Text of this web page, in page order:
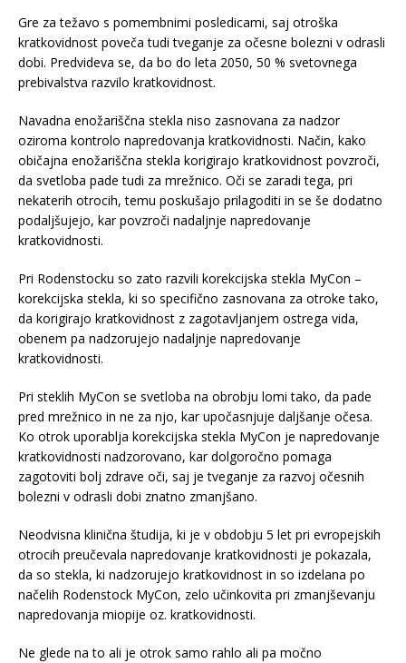
Gre za težavo s pomembnimi posledicami, saj otroška
kratkovidnost poveča tudi tveganje za očesne bolezni v odrasli
dobi. Predvideva se, da bo do leta 2050, 50 % svetovnega
prebivalstva razvilo kratkovidnost.
Navadna enožariščna stekla niso zasnovana za nadzor
oziroma kontrolo napredovanja kratkovidnosti. Način, kako
običajna enožariščna stekla korigirajo kratkovidnost povzroči,
da svetloba pade tudi za mrežnico. Oči se zaradi tega, pri
nekaterih otrocih, temu poskušajo prilagoditi in se še dodatno
podaljšujejo, kar povzroči nadaljnje napredovanje
kratkovidnosti.
Pri Rodenstocku so zato razvili korekcijska stekla MyCon –
korekcijska stekla, ki so specifično zasnovana za otroke tako,
da korigirajo kratkovidnost z zagotavljanjem ostrega vida,
obenem pa nadzorujejo nadaljnje napredovanje
kratkovidnosti.
Pri steklih MyCon se svetloba na obrobju lomi tako, da pade
pred mrežnico in ne za njo, kar upočasnjuje daljšanje očesa.
Ko otrok uporablja korekcijska stekla MyCon je napredovanje
kratkovidnosti nadzorovano, kar dolgoročno pomaga
zagotoviti bolj zdrave oči, saj je tveganje za razvoj očesnih
bolezni v odrasli dobi znatno zmanjšano.
Neodvisna klinična študija, ki je v obdobju 5 let pri evropejskih
otrocih preučevala napredovanje kratkovidnosti je pokazala,
da so stekla, ki nadzorujejo kratkovidnost in so izdelana po
načelih Rodenstock MyCon, zelo učinkovita pri zmanjševanju
napredovanja miopije oz. kratkovidnosti.
Ne glede na to ali je otrok samo rahlo ali pa močno